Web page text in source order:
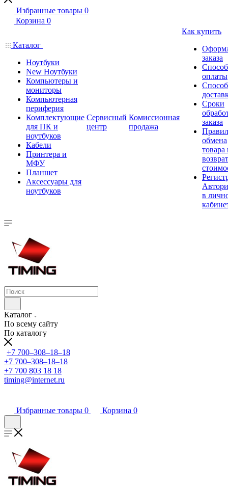
Избранные товары 0
Корзина 0
Каталог
Ноутбуки
New Ноутбуки
Компьютеры и
мониторы
Компьютерная
периферия
Комплектующие
для ПК и
ноутбуков
Кабели
Принтера и
МФУ
Планшет
Аксессуары для
ноутбуков
Сервисный
центр
Комиссионная
продажа
Как купить
заказа
оплаты
Сроки
заказа
обмена
товара
в
Каталог
По всему сайту
По каталогу
+7 700‒308‒18‒18
+7 700‒308‒18‒18
+7 700 803 18 18
timing@internet.ru
Избранные товары 0 Корзина 0